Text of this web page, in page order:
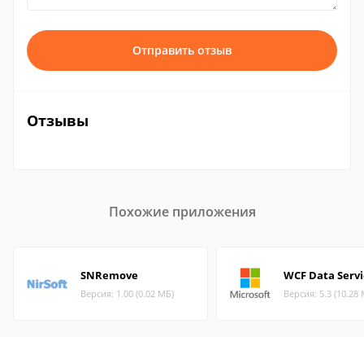
Отправить отзыв
Отзывы
Похожие приложения
SNRemove
Версия: 1.00 (0.02 МБ)
WCF Data
Версия: 5.3 (10.28